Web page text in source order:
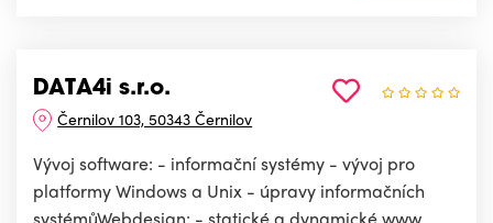
DATA4i s.r.o.
Černilov 103, 50343 Černilov
Vývoj software: - informační systémy - vývoj pro
platformy Windows a Unix - úpravy informačních